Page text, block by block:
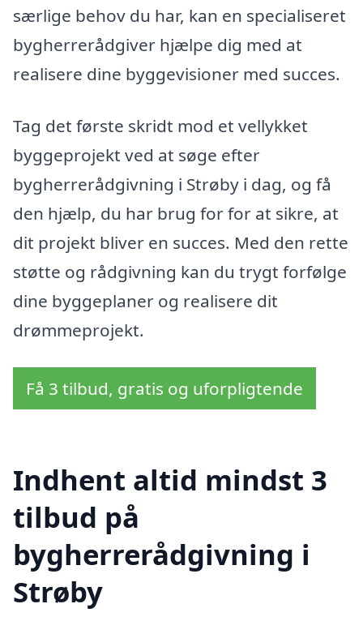
særlige behov du har, kan en specialiseret
bygherrerådgiver hjælpe dig med at
realisere dine byggevisioner med succes.
Tag det første skridt mod et vellykket
byggeprojekt ved at søge efter
bygherrerådgivning i Strøby i dag, og få
den hjælp, du har brug for for at sikre, at
dit projekt bliver en succes. Med den rette
støtte og rådgivning kan du trygt forfølge
dine byggeplaner og realisere dit
drømmeprojekt.
Få 3 tilbud, gratis og uforpligtende
Indhent altid mindst 3
tilbud på
bygherrerådgivning i
Strøby